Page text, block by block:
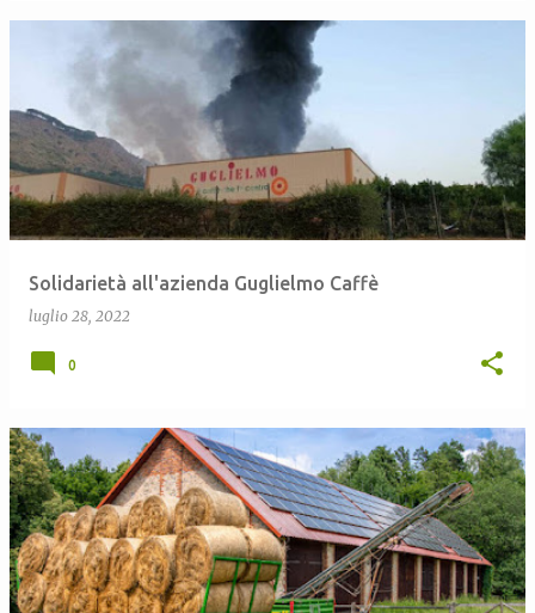
Solidarietà all'azienda Guglielmo Caffè
luglio 28, 2022
0